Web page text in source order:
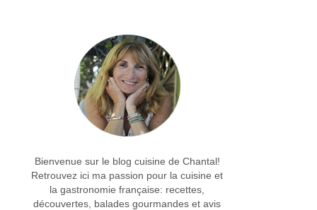
Bienvenue sur le blog cuisine de Chantal!
Retrouvez ici ma passion pour la cuisine et
la gastronomie française: recettes,
découvertes, balades gourmandes et avis